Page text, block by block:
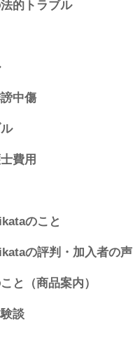
的トラブル
中傷
費用
のこと
の評判・加入者の声
と（商品案内）
談